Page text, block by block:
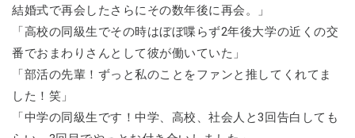
結婚式で再会したさらにその数年後に再会。」
「高校の同級生でその時はぼぼ喋らず2年後大学の近くの交
番でおまわりさんとして彼が働いていた」
「部活の先輩！ずっと私のことをファンと推してくれてま
した！笑」
「中学の同級生です！中学、高校、社会人と3回告白しても